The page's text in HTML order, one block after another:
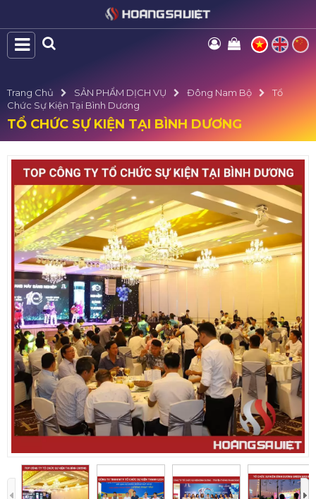
Trang Chủ SẢN PHẨM DỊCH VỤ Đông Nam Bộ
Tổ
Chức Sự Kiện Tại Bình Dương
TỔ CHỨC SỰ KIỆN TẠI BÌNH DƯƠNG